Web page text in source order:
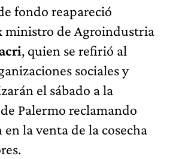
fondo reapareció
ministro de Agroindustria
, quien se refirió al
sociales y
el sábado a la
Palermo reclamando
la venta de la cosecha